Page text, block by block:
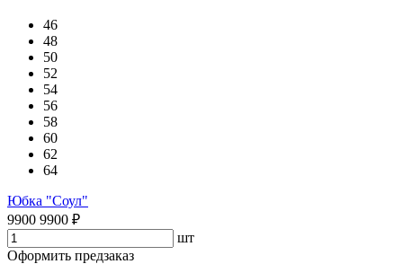
46
48
50
52
54
56
58
60
62
64
Юбка "Соул"
9900 9900 ₽
шт
Оформить предзаказ